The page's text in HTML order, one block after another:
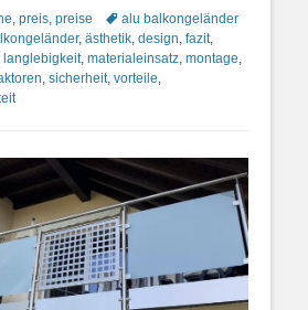
, preis, preise Schlagworte
alu balkongeländer
, ästhetik, design, fazit,
langlebigkeit, materialeinsatz, montage,
, sicherheit, vorteile,